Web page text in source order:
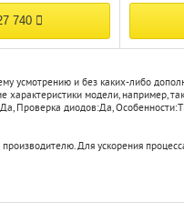
740
усмотрению и без каких-либо
характеристики модели, например,
Да, Проверка диодов:Да,Особенности:
Для ускорения